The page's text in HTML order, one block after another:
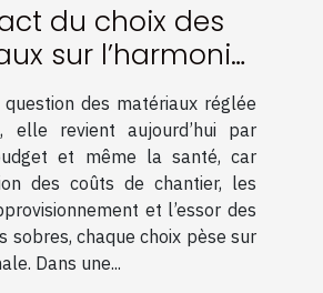
du choix des
sur l’harmonie
rénovation réussie
des matériaux réglée
revient aujourd’hui par
et même la santé, car
des coûts de chantier, les
et l’essor des
sobres, chaque choix pèse sur
Dans une...